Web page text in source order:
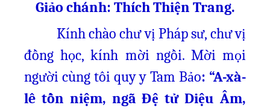
Giảo chánh: Thích Thiện Trang.
Kính chào chư vị Pháp sư, chư vị
đồng học, kính mời ngồi. Mời mọi
người cùng tôi quy y Tam Bảo: “A-xà-
lê tồn niệm, ngã Đệ tử Diệu Âm,